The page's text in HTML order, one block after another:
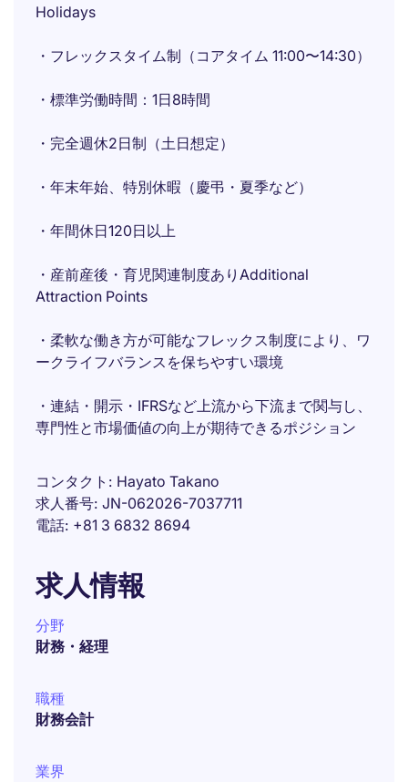
Holidays
・フレックスタイム制（コアタイム 11:00〜14:30）
・標準労働時間：1日8時間
・完全週休2日制（土日想定）
・年末年始、特別休暇（慶弔・夏季など）
・年間休日120日以上
・産前産後・育児関連制度ありAdditional
Attraction Points
・柔軟な働き方が可能なフレックス制度により、ワ
ークライフバランスを保ちやすい環境
・連結・開示・IFRSなど上流から下流まで関与し、
専門性と市場価値の向上が期待できるポジション
コンタクト
Hayato Takano
求人番号 JN-062026-7037711
電話 +81 3 6832 8694
求人情報
分野
財務・経理
職種
財務会計
業界